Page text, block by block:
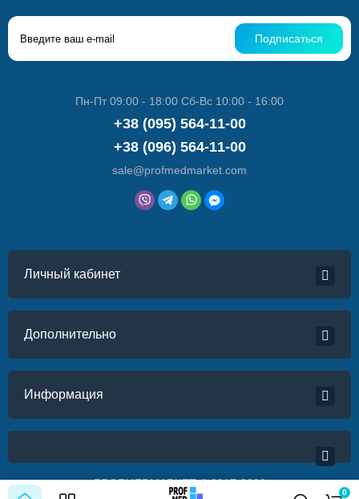
0
Подписаться
Пн-Пт 09:00 - 18:00 Сб-Вс 10:00 - 16:00
+38 (095) 564-11-00
+38 (096) 564-11-00
sale@profmedmarket.com
Личный кабинет
Дополнительно
Информация
PROFMEDMARKET © 2017-2022